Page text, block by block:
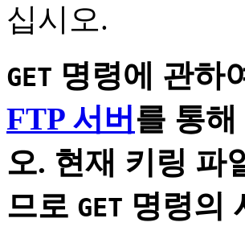
십시오.
GET 명령에 관하
FTP 서버를 통
오. 현재 키링 파
므로 GET 명령의